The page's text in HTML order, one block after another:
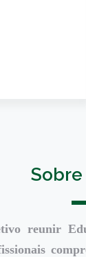
Sobre
reunir